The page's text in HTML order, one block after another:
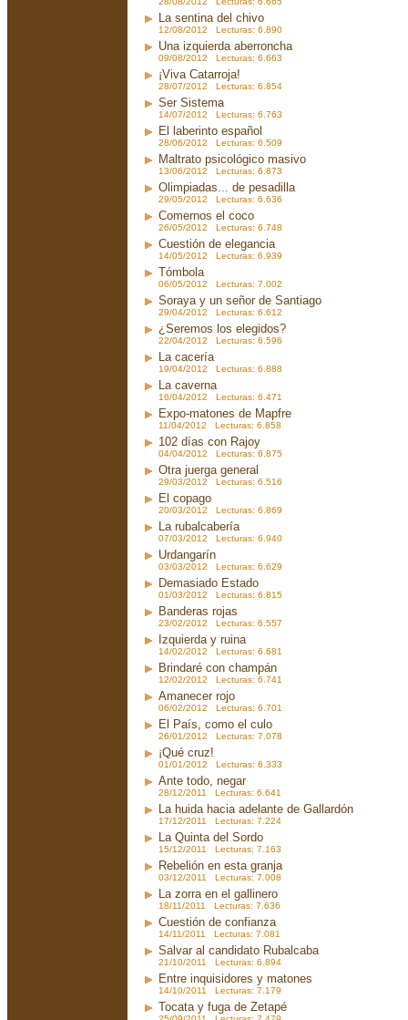
La sentina del chivo
12/08/2012 Lecturas: 6.890
Una izquierda aberroncha
09/08/2012 Lecturas: 6.663
¡Viva Catarroja!
28/07/2012 Lecturas: 6.854
Ser Sistema
14/07/2012 Lecturas: 6.763
El laberinto español
28/06/2012 Lecturas: 6.509
Maltrato psicológico masivo
13/06/2012 Lecturas: 6.873
Olimpiadas... de pesadilla
29/05/2012 Lecturas: 6.636
Comernos el coco
26/05/2012 Lecturas: 6.748
Cuestión de elegancia
14/05/2012 Lecturas: 6.939
Tómbola
06/05/2012 Lecturas: 7.002
Soraya y un señor de Santiago
29/04/2012 Lecturas: 6.612
¿Seremos los elegidos?
22/04/2012 Lecturas: 6.596
La cacería
19/04/2012 Lecturas: 6.888
La caverna
16/04/2012 Lecturas: 6.471
Expo-matones de Mapfre
11/04/2012 Lecturas: 6.858
102 días con Rajoy
04/04/2012 Lecturas: 6.875
Otra juerga general
29/03/2012 Lecturas: 6.516
El copago
20/03/2012 Lecturas: 6.869
La rubalcabería
07/03/2012 Lecturas: 6.940
Urdangarín
03/03/2012 Lecturas: 6.629
Demasiado Estado
01/03/2012 Lecturas: 6.815
Banderas rojas
23/02/2012 Lecturas: 6.557
Izquierda y ruina
14/02/2012 Lecturas: 6.681
Brindaré con champán
12/02/2012 Lecturas: 6.741
Amanecer rojo
06/02/2012 Lecturas: 6.701
El País, como el culo
26/01/2012 Lecturas: 7.078
¡Qué cruz!
01/01/2012 Lecturas: 6.333
Ante todo, negar
28/12/2011 Lecturas: 6.641
La huida hacia adelante de Gallardón
17/12/2011 Lecturas: 7.224
La Quinta del Sordo
15/12/2011 Lecturas: 7.163
Rebelión en esta granja
03/12/2011 Lecturas: 7.008
La zorra en el gallinero
18/11/2011 Lecturas: 7.636
Cuestión de confianza
14/11/2011 Lecturas: 7.081
Salvar al candidato Rubalcaba
21/10/2011 Lecturas: 6.894
Entre inquisidores y matones
14/10/2011 Lecturas: 7.179
Tocata y fuga de Zetapé